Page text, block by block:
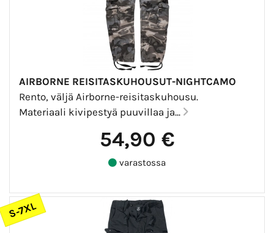
AIRBORNE REISITASKUHOUSUT-NIGHTCAMO
Rento, väljä Airborne-reisitaskuhousu.
Materiaali kivipestyä puuvillaa ja...
54,90 €
varastossa
S-7XL